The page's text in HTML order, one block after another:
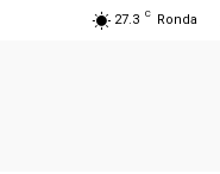
27.3 C Ronda